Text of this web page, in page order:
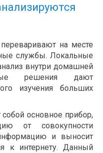
на месте
службы. Локальные
внутри домашней
решения дают
изучения больших
основное прибор,
от совокупности
и выносит
к интернету. Данный